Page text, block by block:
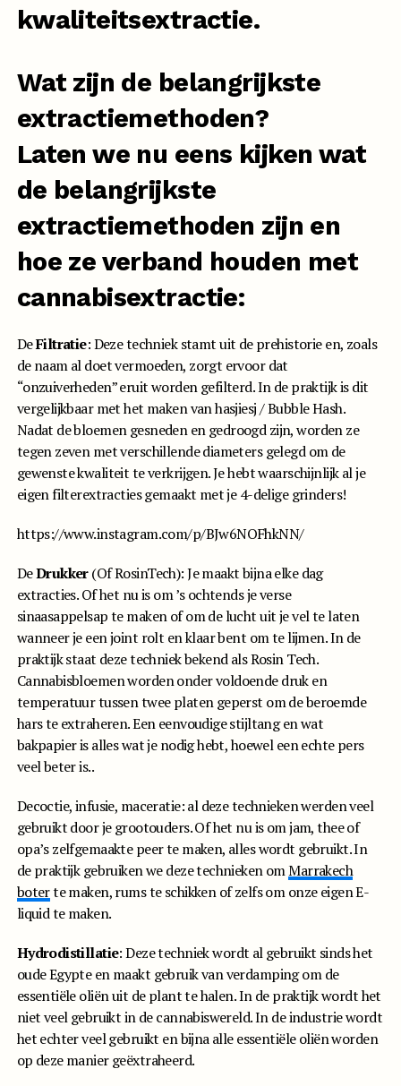
kwaliteitsextractie.
Wat zijn de belangrijkste
extractiemethoden?
Laten we nu eens kijken wat
de belangrijkste
extractiemethoden zijn en
hoe ze verband houden met
cannabisextractie:
DeFiltratie: Deze techniek stamt uit de prehistorie en, zoals
de naam al doet vermoeden, zorgt ervoor dat
“onzuiverheden” eruit worden gefilterd. In de praktijk is dit
vergelijkbaar met het maken van hasjiesj / Bubble Hash.
Nadat de bloemen gesneden en gedroogd zijn, worden ze
tegen zeven met verschillende diameters gelegd om de
gewenste kwaliteit te verkrijgen. Je hebt waarschijnlijk al je
eigen filterextracties gemaakt met je 4-delige grinders!
https://www.instagram.com/p/BJw6NOFhkNN/
DeDrukker(Of RosinTech): Je maakt bijna elke dag
extracties. Of het nu is om ’s ochtends je verse
sinaasappelsap te maken of om de lucht uit je vel te laten
wanneer je een joint rolt en klaar bent om te lijmen. In de
praktijk staat deze techniek bekend als Rosin Tech.
Cannabisbloemen worden onder voldoende druk en
temperatuur tussen twee platen geperst om de beroemde
hars te extraheren. Een eenvoudige stijltang en wat
bakpapier is alles wat je nodig hebt, hoewel een echte pers
veel beter is..
Decoctie, infusie, maceratie: al deze technieken werden veel
gebruikt door je grootouders. Of het nu is om jam, thee of
opa’s zelfgemaakte peer te maken, alles wordt gebruikt. In
de praktijk gebruiken we deze technieken omMarrakech
boterte maken, rums te schikken of zelfs om onze eigen E-
liquid te maken.
Hydrodistillatie: Deze techniek wordt al gebruikt sinds het
oude Egypte en maakt gebruik van verdamping om de
essentiële oliën uit de plant te halen. In de praktijk wordt het
niet veel gebruikt in de cannabiswereld. In de industrie wordt
het echter veel gebruikt en bijna alle essentiële oliën worden
op deze manier geëxtraheerd.